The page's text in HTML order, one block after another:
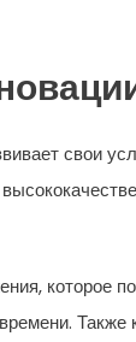
свои
которое
Также